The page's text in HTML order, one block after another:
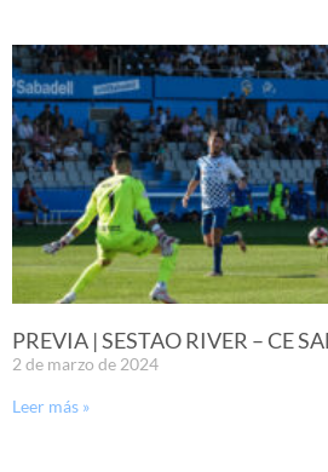
PREVIA | SESTAO RIVER – CE
2 de marzo de 2024
Leer más »